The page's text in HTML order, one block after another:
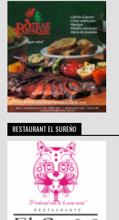
RESTAURANT EL SUREÑO